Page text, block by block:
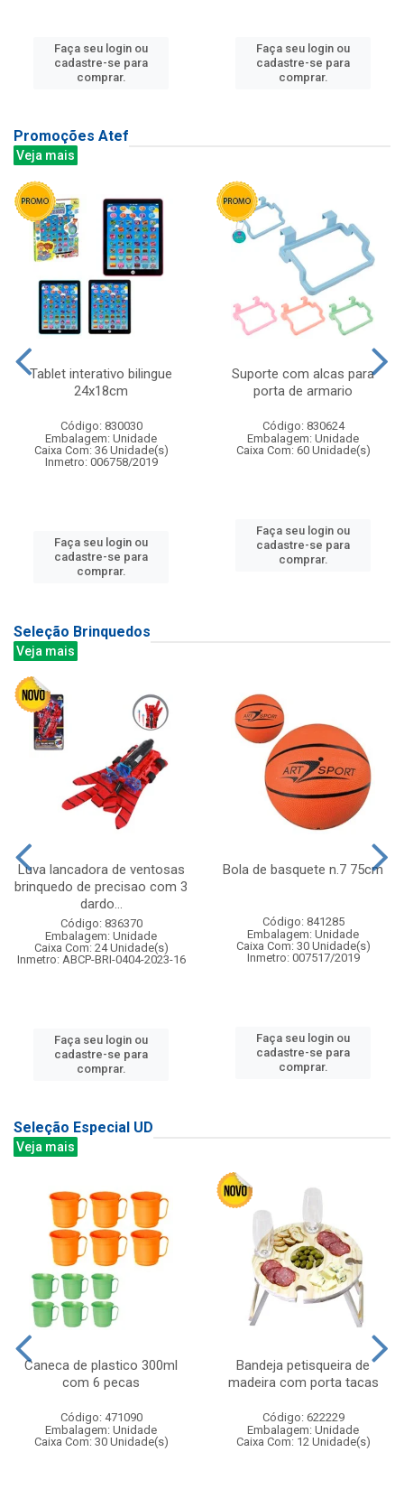
Faça seu login ou
cadastre-se para
comprar.
Faça seu login ou
cadastre-se para
comprar.
Promoções Atef
Veja mais
Tablet interativo bilingue
24x18cm
Código: 830030
Embalagem: Unidade
Caixa Com: 36 Unidade(s)
Inmetro: 006758/2019
Faça seu login ou
cadastre-se para
comprar.
Suporte com alcas para
porta de armario
Código: 830624
Embalagem: Unidade
Caixa Com: 60 Unidade(s)
Faça seu login ou
cadastre-se para
comprar.
Seleção Brinquedos
Veja mais
Luva lancadora de ventosas
brinquedo de precisao com 3
dardo...
Código: 836370
Embalagem: Unidade
Caixa Com: 24 Unidade(s)
Inmetro: ABCP-BRI-0404-2023-16
Faça seu login ou
cadastre-se para
comprar.
Bola de basquete n.7 75cm
Código: 841285
Embalagem: Unidade
Caixa Com: 30 Unidade(s)
Inmetro: 007517/2019
Faça seu login ou
cadastre-se para
comprar.
Seleção Especial UD
Veja mais
Caneca de plastico 300ml
com 6 pecas
Código: 471090
Embalagem: Unidade
Caixa Com: 30 Unidade(s)
Bandeja petisqueira de
madeira com porta tacas
Código: 622229
Embalagem: Unidade
Caixa Com: 12 Unidade(s)